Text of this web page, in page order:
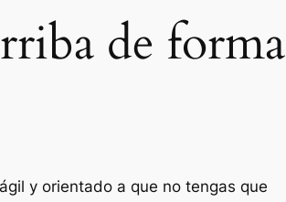
de forma
y orientado a que no tengas que